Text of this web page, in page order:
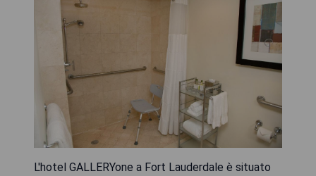
L'hotel GALLERYone a Fort Lauderdale è situato